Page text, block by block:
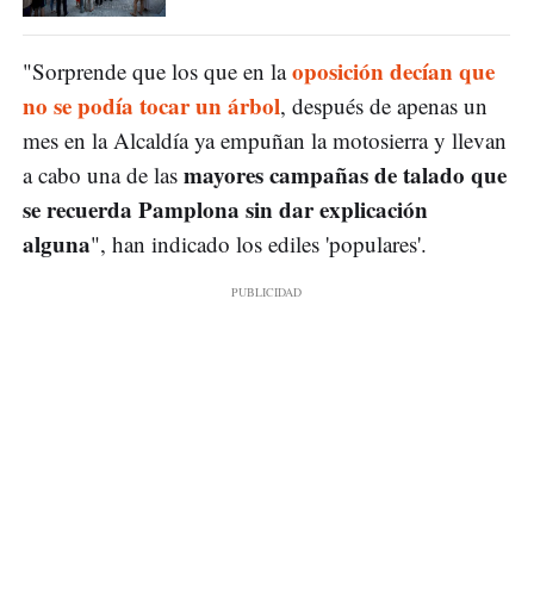
"Sorprende que los que en laoposición decían que
no se podía tocar un árbol, después de apenas un
mes en la Alcaldía ya empuñan la motosierra y llevan
a cabo una de las mayores campañas de talado que
se recuerda Pamplona sin dar explicación
alguna", han indicado los ediles 'populares'.